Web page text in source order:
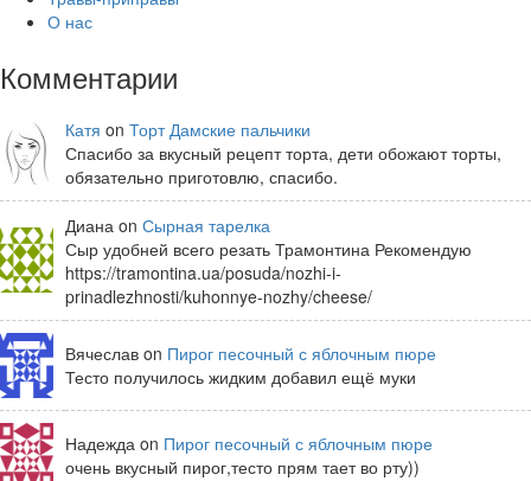
О нас
Комментарии
Катя on Торт Дамские пальчики
Спасибо за вкусный рецепт торта, дети обожают торты,
обязательно приготовлю, спасибо.
Диана on Сырная тарелка
Сыр удобней всего резать Трамонтина Рекомендую
https://tramontina.ua/posuda/nozhi-i-
prinadlezhnosti/kuhonnye-nozhy/cheese/
Вячеслав on Пирог песочный с яблочным пюре
Тесто получилось жидким добавил ещё муки
Надежда on Пирог песочный с яблочным пюре
очень вкусный пирог,тесто прям тает во рту))